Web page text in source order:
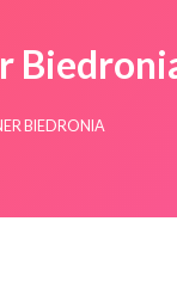
BIEDRONIA